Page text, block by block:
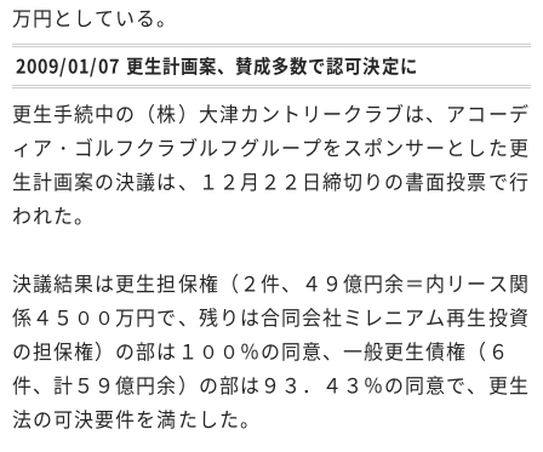
万円としている。
2009/01/07 更生計画案、賛成多数で認可決定に
更生手続中の（株）大津カントリークラブは、アコーデ
ィア・ゴルフクラブルフグループをスポンサーとした更
生計画案の決議は、１２月２２日締切りの書面投票で行
われた。
決議結果は更生担保権（２件、４９億円余＝内リース関
係４５００万円で、残りは合同会社ミレニアム再生投資
の担保権）の部は１００％の同意、一般更生債権（６
件、計５９億円余）の部は９３．４３％の同意で、更生
法の可決要件を満たした。